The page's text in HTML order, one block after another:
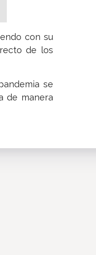
con su
de los
se
de manera